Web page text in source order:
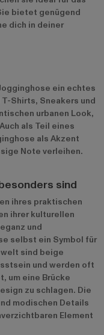
bietet genügend
dich in deiner
ein echtes
Shirts, Sneakers und
urbanen Look,
als Teil eines
als Akzent
Note verleihen.
sind
ihres praktischen
ihrer kulturellen
und
selbst ein Symbol für
sind beige
und werden oft
um eine Brücke
zu schlagen. Die
modischen Details
Element